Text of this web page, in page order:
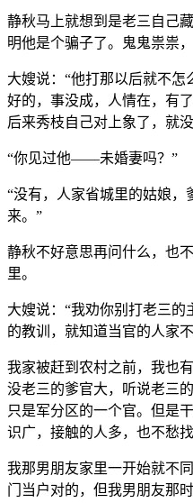
静秋马上就想到是老三自己
明他是个骗子了。鬼鬼祟祟
大嫂说：“他打那以后就不
好的，事没成，人情在，有
后来秀枝自己对上象了，就
“你见过他——未婚妻吗？”
“没有，人家省城里的姑娘，
来。”
静秋不好意思再问什么，也
里。
大嫂说：“我劝你别打老三
的教训，就知道当官的人家
我家被赶到农村之前，我也
没老三的爹官大，听说老三
只是军分区的一个官。但是
识广，接触的人多，也不愁找
我那男朋友家里一开始就不
门当户对的，但我男朋友那